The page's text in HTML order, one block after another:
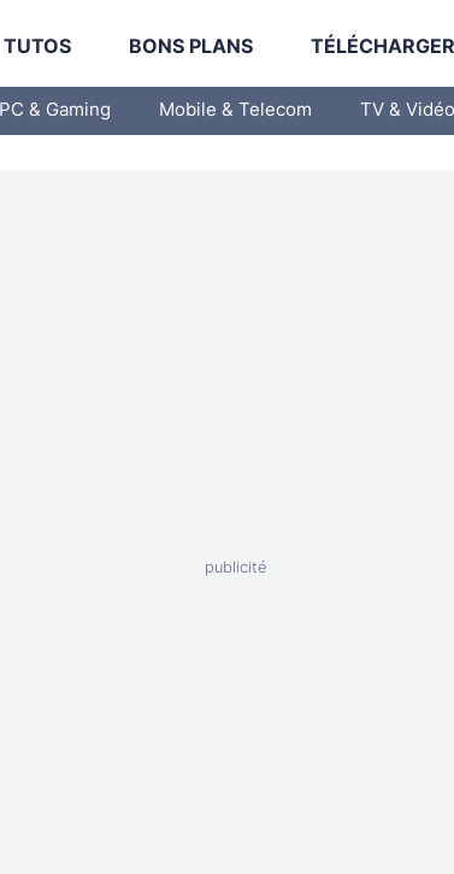
TUTOS BONS PLANS
PC & Gaming Mobile & Telecom TV & Vidéo